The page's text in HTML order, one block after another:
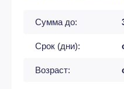
Сумма до:
Срок (дни):
Возраст: